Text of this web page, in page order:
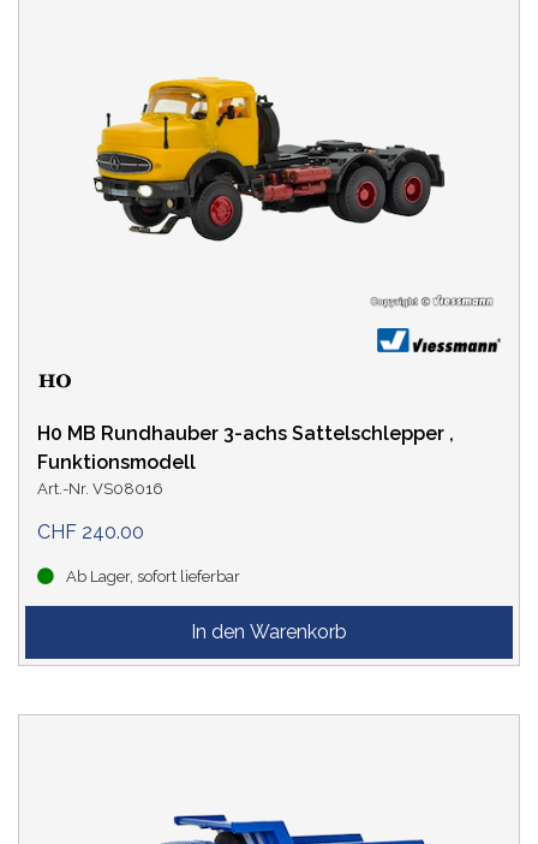
H0 MB Rundhauber 3-achs Sattelschlepper ,
Funktionsmodell
Art.-Nr. VS08016
CHF 240.00
Ab Lager, sofort lieferbar